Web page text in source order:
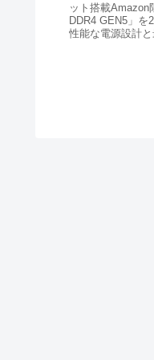
ット搭載Amazon
DDR4 GEN5」を
性能な電源設計